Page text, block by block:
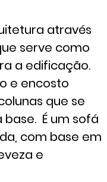
através
serve como
a edificação.
e encosto
que se
É um sofá
com base em
e